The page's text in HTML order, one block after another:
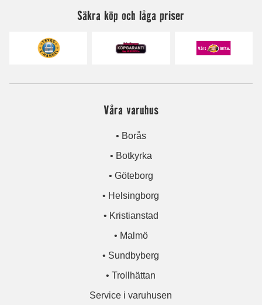
Säkra köp och låga priser
Våra varuhus
• Borås
• Botkyrka
• Göteborg
• Helsingborg
• Kristianstad
• Malmö
• Sundbyberg
• Trollhättan
Service i varuhusen